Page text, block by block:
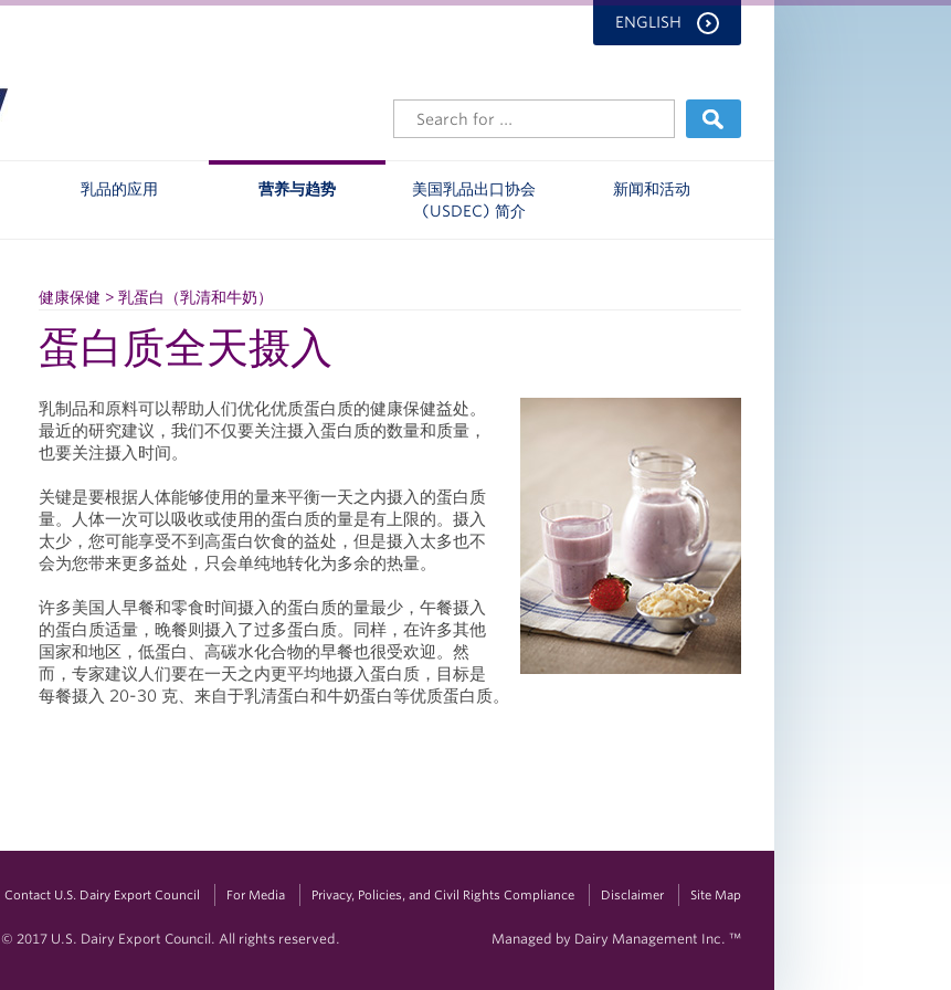
ENGLISH
乳品的应用 营养与趋势
美国乳品出口协会
(USDEC) 简介
新闻和活动
健康保健 > 乳蛋白（乳清和牛奶）
蛋白质全天摄入
乳制品和原料可以帮助人们优化优质蛋白质的健康保健益处。
最近的研究建议，我们不仅要关注摄入蛋白质的数量和质量，
也要关注摄入时间。
关键是要根据人体能够使用的量来平衡一天之内摄入的蛋白质
量。人体一次可以吸收或使用的蛋白质的量是有上限的。摄入
太少，您可能享受不到高蛋白饮食的益处，但是摄入太多也不
会为您带来更多益处，只会单纯地转化为多余的热量。
许多美国人早餐和零食时间摄入的蛋白质的量最少，午餐摄入
的蛋白质适量，晚餐则摄入了过多蛋白质。同样，在许多其他
国家和地区，低蛋白、高碳水化合物的早餐也很受欢迎。然
而，专家建议人们要在一天之内更平均地摄入蛋白质，目标是
每餐摄入 20-30 克、来自于乳清蛋白和牛奶蛋白等优质蛋白质。
Contact U.S. Dairy Export Council For Media Privacy, Policies, and Civil Rights Compliance Disclaimer Site Map
© 2017 U.S. Dairy Export Council. All rights reserved. Managed by Dairy Management Inc. ™